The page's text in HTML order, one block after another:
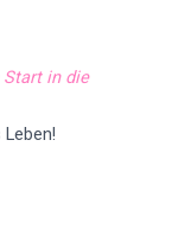
Start in die